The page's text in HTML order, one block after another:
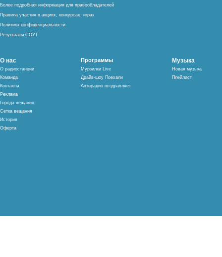
Более подробная информация для правообладателей
Правила участия в акциях, конкурсах, играх
Политика конфиденциальности
Результаты СОУТ
О нас
О радиостанции
Команда
Контакты
Реклама
Города вещания
Сетка вещания
История
Оферта
Программы
Мурзилки Live
Драйв-шоу Поехали
Авторадио поздравляет
Музыка
Новая музыка
Плейлист